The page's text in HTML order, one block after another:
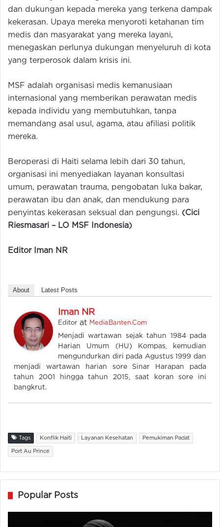
dan dukungan kepada mereka yang terkena dampak
kekerasan. Upaya mereka menyoroti ketahanan tim
medis dan masyarakat yang mereka layani,
menegaskan perlunya dukungan menyeluruh di kota
yang terperosok dalam krisis ini.
MSF adalah organisasi medis kemanusiaan
internasional yang memberikan perawatan medis
kepada individu yang membutuhkan, tanpa
memandang asal usul, agama, atau afiliasi politik
mereka.
Beroperasi di Haiti selama lebih dari 30 tahun,
organisasi ini menyediakan layanan konsultasi
umum, perawatan trauma, pengobatan luka bakar,
perawatan ibu dan anak, dan mendukung para
penyintas kekerasan seksual dan pengungsi. (Cici
Riesmasari – LO MSF Indonesia)
Editor Iman NR
About Latest Posts
Iman NR
Editor at MediaBanten.Com
Menjadi wartawan sejak tahun 1984 pada
Harian Umum (HU) Kompas, kemudian
mengundurkan diri pada Agustus 1999 dan
menjadi wartawan harian sore Sinar Harapan pada
tahun 2001 hingga tahun 2015, saat koran sore ini
bangkrut.
Tags Konflik Haiti Layanan Kesehatan Pemukiman Padat
Port Au Prince
Popular Posts